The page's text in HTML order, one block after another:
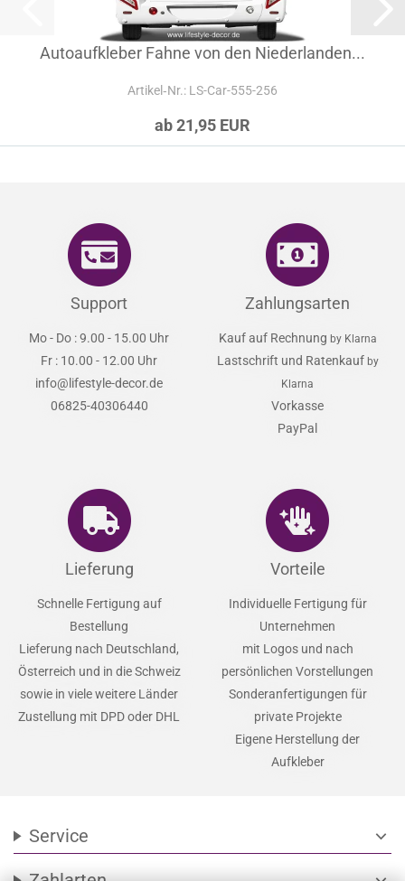
Autoaufkleber Fahne von den Niederlanden...
Artikel‑Nr.: LS-Car-555-256
ab 21,95 EUR
Support
Mo - Do : 9.00 - 15.00 Uhr
Fr : 10.00 - 12.00 Uhr
info@lifestyle-decor.de
06825-40306440
Zahlungsarten
Kauf auf Rechnung by Klarna
Lastschrift und Ratenkauf by
Klarna
Vorkasse
PayPal
Lieferung
Schnelle Fertigung auf
Bestellung
Lieferung nach Deutschland,
Österreich und in die Schweiz
sowie in viele weitere Länder
Zustellung mit DPD oder DHL
Vorteile
Individuelle Fertigung für
Unternehmen
mit Logos und nach
persönlichen Vorstellungen
Sonderanfertigungen für
private Projekte
Eigene Herstellung der
Aufkleber
Service expand_more